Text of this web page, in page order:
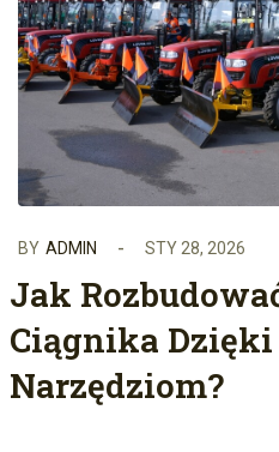
BY ADMIN STY 28, 2026
Jak
Ciągnika
Narzędziom?